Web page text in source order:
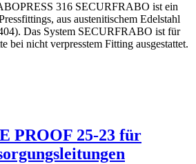
316 SECURFRABO ist ein
aus austenitischem Edelstahl
Das System SECURFRABO ist für
bei nicht verpresstem Fitting ausgestattet.
PROOF 25-23 für